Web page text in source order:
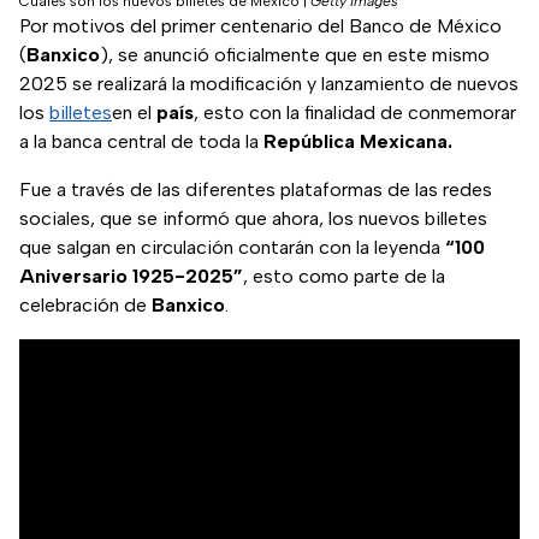
Por motivos del primer centenario del Banco de México
(Banxico), se anunció oficialmente que en este mismo
2025 se realizará la modificación y lanzamiento de nuevos
los billetesen el país, esto con la finalidad de conmemorar
a la banca central de toda la República Mexicana.
Fue a través de las diferentes plataformas de las redes
sociales, que se informó que ahora, los nuevos billetes
que salgan en circulación contarán con la leyenda “100
Aniversario 1925-2025”, esto como parte de la
celebración de Banxico.